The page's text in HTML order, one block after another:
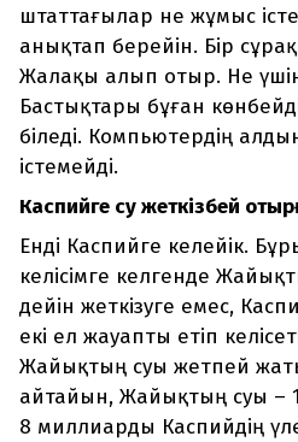
штаттағылар не жұмыс
анықтап берейін. Бір
Жалақы алып отыр. Не
Бастықтары бұған
біледі. Компьютердің
істемейді.
Каспийге су жеткізбей
Енді Каспийге келейік.
келісімге келгенде
дейін жеткізуге емес,
екі ел жауапты етіп
Жайықтың суы жетпей
айтайын, Жайықтың суы –
8 миллиарды Каспийдің